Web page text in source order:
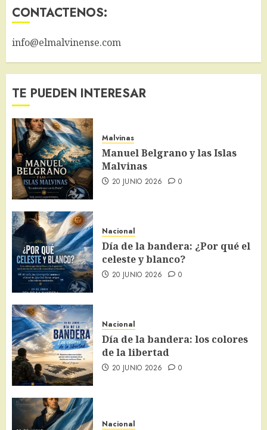
CONTACTENOS:
info@elmalvinense.com
TE PUEDEN INTERESAR
Malvinas
Manuel Belgrano y las Islas
Malvinas
20 JUNIO 2026 0
Nacional
Día de la bandera: ¿Por qué el
celeste y blanco?
20 JUNIO 2026 0
Nacional
Día de la bandera: los colores
de la libertad
20 JUNIO 2026 0
Nacional